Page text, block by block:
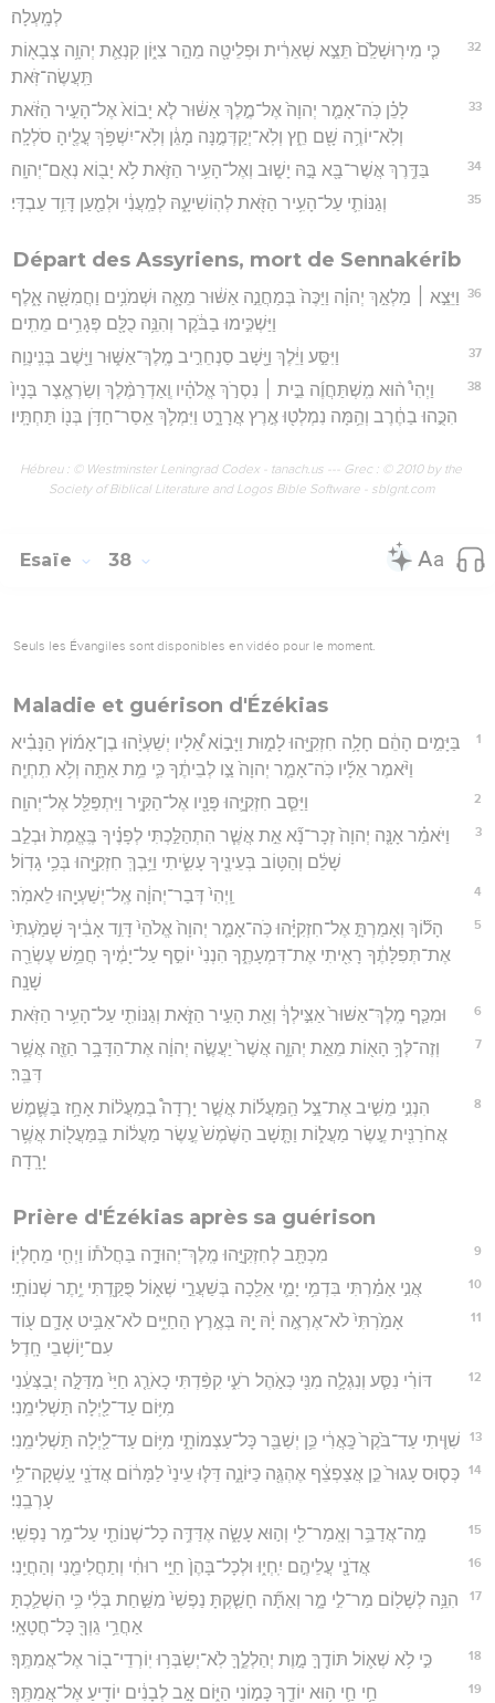
לְמָֽעְלָה׃
32
כִּ֤י מִירֽוּשָׁלִַ֙ם֙ תֵּצֵ֣א שְׁאֵרִ֔ית וּפְלֵיטָ֖ה מֵהַ֣ר צִיּ֑וֹן קִנְאַ֛ת יְהוָ֥ה צְבָא֖וֹת
תַּֽעֲשֶׂה־זֹּֽאת׃
33
לָכֵ֗ן כֹּֽה־אָמַ֤ר יְהוָה֙ אֶל־מֶ֣לֶךְ אַשּׁ֔וּר לֹ֤א יָבוֹא֙ אֶל־הָעִ֣יר הַזֹּ֔את
וְלֹֽא־יוֹרֶ֥ה שָׁ֖ם חֵ֑ץ וְלֹֽא־יְקַדְּמֶ֣נָּה מָגֵ֔ן וְלֹֽא־יִשְׁפֹּ֥ךְ עֳלֶ֖יהָ סֹלְלָֽה׃
34 בַּדֶּ֥רֶךְ אֲשֶׁר־בָּ֖א בָּ֣הּ יָשׁ֑וּב וְאֶל־הָעִ֥יר הַזֹּ֛את לֹ֥א יָב֖וֹא נְאֻם־יְהוָֽה׃
35 וְגַנּוֹתִ֛י עַל־הָעִ֥יר הַזֹּ֖את לְהֽוֹשִׁיעָ֑הּ לְמַֽעֲנִ֔י וּלְמַ֖עַן דָּוִ֥ד עַבְדִּֽי׃
Départ des Assyriens, mort de Sennakérib
36
וַיֵּצֵ֣א ׀ מַלְאַ֣ךְ יְהוָ֗ה וַיַּכֶּה֙ בְּמַחֲנֵ֣ה אַשּׁ֔וּר מֵאָ֛ה וּשְׁמֹנִ֥ים וַחֲמִשָּׁ֖ה אָ֑לֶף
וַיַּשְׁכִּ֣ימוּ בַבֹּ֔קֶר וְהִנֵּ֥ה כֻלָּ֖ם פְּגָרִ֥ים מֵתִֽים׃
37 וַיִּסַּ֣ע וַיֵּ֔לֶךְ וַיָּ֖שָׁב סַנְחֵרִ֣יב מֶֽלֶךְ־אַשּׁ֑וּר וַיֵּ֖שֶׁב בְּנִֽינְוֵֽה׃
38
וַיְהִי֩ ה֨וּא מִֽשְׁתַּחֲוֶ֜ה בֵּ֣ית ׀ נִסְרֹ֣ךְ אֱלֹהָ֗יו וְֽאַדְרַמֶּ֨לֶךְ וְשַׂרְאֶ֤צֶר בָּנָיו֙
הִכֻּ֣הוּ בַחֶ֔רֶב וְהֵ֥מָּה נִמְלְט֖וּ אֶ֣רֶץ אֲרָרָ֑ט וַיִּמְלֹ֛ךְ אֵֽסַר־חַדֹּ֥ן בְּנ֖וֹ תַּחְתָּֽיו׃
Hébreu : © Westminster Leningrad Codex - tanach.us --- Grec : © 2010 by the
Society of Biblical Literature and Logos Bible Software - sblgnt.com
Esaïe 38
Seuls les Évangiles sont disponibles en vidéo pour le moment.
Maladie et guérison d'Ézékias
1
בַּיָּמִ֣ים הָהֵ֔ם חָלָ֥ה חִזְקִיָּ֖הוּ לָמ֑וּת וַיָּב֣וֹא אֵ֠לָיו יְשַׁעְיָ֨הוּ בֶן־אָמ֜וֹץ הַנָּבִ֗יא
וַיֹּ֨אמֶר אֵלָ֜יו כֹּֽה־אָמַ֤ר יְהוָה֙ צַ֣ו לְבֵיתֶ֔ךָ כִּ֛י מֵ֥ת אַתָּ֖ה וְלֹ֥א תִֽחְיֶֽה׃
2 וַיַּסֵּ֧ב חִזְקִיָּ֛הוּ פָּנָ֖יו אֶל־הַקִּ֑יר וַיִּתְפַּלֵּ֖ל אֶל־יְהוָֽה׃
3
וַיֹּאמַ֗ר אָנָּ֤ה יְהוָה֙ זְכָר־נָ֞א אֵ֣ת אֲשֶׁ֧ר הִתְהַלַּ֣כְתִּי לְפָנֶ֗יךָ בֶּֽאֱמֶת֙ וּבְלֵ֣ב
שָׁלֵ֔ם וְהַטּ֥וֹב בְּעֵינֶ֖יךָ עָשִׂ֑יתִי וַיֵּ֥בְךְּ חִזְקִיָּ֖הוּ בְּכִ֥י גָדֽוֹל׃
4 וַֽיְהִי֙ דְּבַר־יְהוָ֔ה אֶֽל־יְשַׁעְיָ֖הוּ לֵאמֹֽר׃
5
הָל֞וֹךְ וְאָמַרְתָּ֣ אֶל־חִזְקִיָּ֗הוּ כֹּֽה־אָמַ֤ר יְהוָה֙ אֱלֹהֵי֙ דָּוִ֣ד אָבִ֔יךָ שָׁמַ֙עְתִּי֙
אֶת־תְּפִלָּתֶ֔ךָ רָאִ֖יתִי אֶת־דִּמְעָתֶ֑ךָ הִנְנִי֙ יוֹסִ֣ף עַל־יָמֶ֔יךָ חֲמֵ֥שׁ עֶשְׂרֵ֖ה
שָׁנָֽה׃
6 וּמִכַּ֤ף מֶֽלֶךְ־אַשּׁוּר֙ אַצִּ֣ילְךָ֔ וְאֵ֖ת הָעִ֣יר הַזֹּ֑את וְגַנּוֹתִ֖י עַל־הָעִ֥יר הַזֹּֽאת׃
7
וְזֶה־לְּךָ֥ הָא֖וֹת מֵאֵ֣ת יְהוָ֑ה אֲשֶׁר֙ יַעֲשֶׂ֣ה יְהוָ֔ה אֶת־הַדָּבָ֥ר הַזֶּ֖ה אֲשֶׁ֥ר
דִּבֵּֽר׃
8
הִנְנִ֣י מֵשִׁ֣יב אֶת־צֵ֣ל הַֽמַּעֲל֡וֹת אֲשֶׁ֣ר יָרְדָה֩ בְמַעֲל֨וֹת אָחָ֥ז בַּשֶּׁ֛מֶשׁ
אֲחֹרַנִּ֖ית עֶ֣שֶׂר מַעֲל֑וֹת וַתָּ֤שָׁב הַשֶּׁ֙מֶשׁ֙ עֶ֣שֶׂר מַעֲל֔וֹת בַּֽמַּעֲל֖וֹת אֲשֶׁ֥ר
יָרָֽדָה׃
Prière d'Ézékias après sa guérison
9 מִכְתָּ֖ב לְחִזְקִיָּ֣הוּ מֶֽלֶךְ־יְהוּדָ֑ה בַּחֲלֹת֕וֹ וַיְחִ֖י מֵחָלְיֽוֹ׃
10 אֲנִ֣י אָמַ֗רְתִּי בִּדְמִ֥י יָמַ֛י אֵלֵ֖כָה בְּשַׁעֲרֵ֣י שְׁא֑וֹל פֻּקַּ֖דְתִּי יֶ֥תֶר שְׁנוֹתָֽי׃
11
אָמַ֙רְתִּי֙ לֹא־אֶרְאֶ֣ה יָ֔הּ יָ֖הּ בְּאֶ֣רֶץ הַחַיִּ֑ים לֹא־אַבִּ֥יט אָדָ֛ם ע֖וֹד
עִם־י֥וֹשְׁבֵי חָֽדֶל׃
12
דּוֹרִ֗י נִסַּ֧ע וְנִגְלָ֛ה מִנִּ֖י כְּאֹ֣הֶל רֹעִ֑י קִפַּ֨דְתִּי כָאֹרֵ֤ג חַיַּי֙ מִדַּלָּ֣ה יְבַצְּעֵ֔נִי
מִיּ֥וֹם עַד־לַ֖יְלָה תַּשְׁלִימֵֽנִי׃
13 שִׁוִּ֤יתִי עַד־בֹּ֙קֶר֙ כָּֽאֲרִ֔י כֵּ֥ן יְשַׁבֵּ֖ר כָּל־עַצְמוֹתָ֑י מִיּ֥וֹם עַד־לַ֖יְלָה תַּשְׁלִימֵֽנִי׃
14
כְּס֤וּס עָגוּר֙ כֵּ֣ן אֲצַפְצֵ֔ף אֶהְגֶּ֖ה כַּיּוֹנָ֑ה דַּלּ֤וּ עֵינַי֙ לַמָּר֔וֹם אֲדֹנָ֖י עָֽשְׁקָה־לִּ֥י
עָרְבֵֽנִי׃
15 מָֽה־אֲדַבֵּ֥ר וְאָֽמַר־לִ֖י וְה֣וּא עָשָׂ֑ה אֶדַּדֶּ֥ה כָל־שְׁנוֹתַ֖י עַל־מַ֥ר נַפְשִֽׁי׃
16 אֲדֹנָ֖י עֲלֵיהֶ֣ם יִֽחְי֑וּ וּלְכָל־בָּהֶן֙ חַיֵּ֣י רוּחִ֔י וְתַחֲלִימֵ֖נִי וְהַחֲיֵֽנִי׃
17
הִנֵּ֥ה לְשָׁל֖וֹם מַר־לִ֣י מָ֑ר וְאַתָּ֞ה חָשַׁ֤קְתָּ נַפְשִׁי֙ מִשַּׁ֣חַת בְּלִ֔י כִּ֥י הִשְׁלַ֛כְתָּ
אַחֲרֵ֥י גֵוְךָ֖ כָּל־חֲטָאָֽי׃
18 כִּ֣י לֹ֥א שְׁא֛וֹל תּוֹדֶ֖ךָּ מָ֣וֶת יְהַלְלֶ֑ךָּ לֹֽא־יְשַׂבְּר֥וּ יֽוֹרְדֵי־ב֖וֹר אֶל־אֲמִתֶּֽךָ׃
19 חַ֥י חַ֛י ה֥וּא יוֹדֶ֖ךָ כָּמ֣וֹנִי הַיּ֑וֹם אָ֣ב לְבָנִ֔ים יוֹדִ֖יעַ אֶל־אֲמִתֶּֽךָ׃